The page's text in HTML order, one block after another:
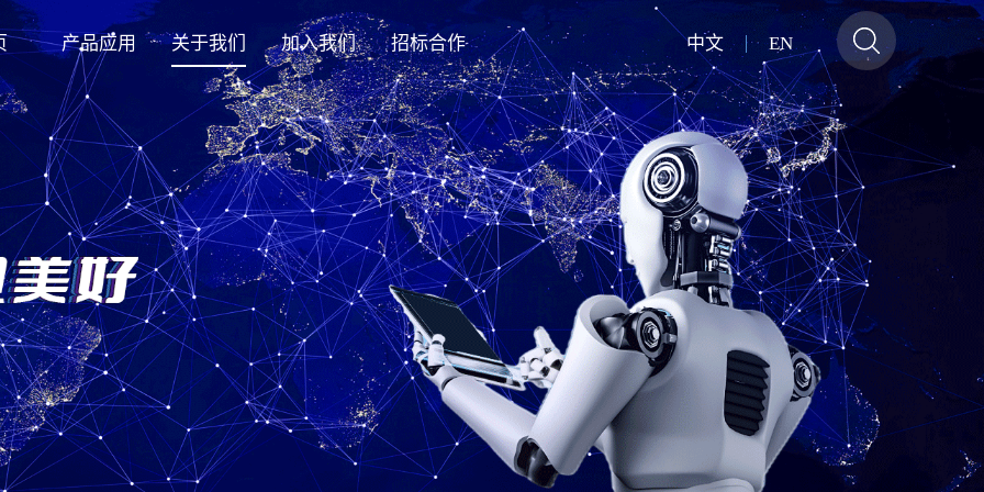
产品应用 关于我们 加入我们 招标合作 中文 EN